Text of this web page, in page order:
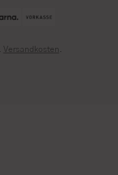
Versandkosten